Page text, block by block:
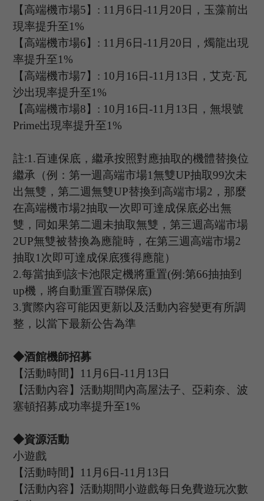
【高端機市場5】 : 11 月 6日-11 月 20日，玉藻前出
現率提升至1%
【高端機市場6】 : 11 月 6日-11 月 20日，燭龍出現
率提升至1%
【高端機市場7】 : 10 月 16日-11 月 13日，艾克·瓦
沙出現率提升至1%
【高端機市場8】 : 10 月 16日-11 月 13日， 無垠號
Prime出現率提升至1%
註:1.百連保底，繼承按照對應抽取的機體替換位
繼承（例：第一週高端市場1 無雙UP抽取99次未
出無雙，第二週無雙UP替換到高端市場2 ，那麼
在高端機市場2抽取一次即可達成保底必出無
雙，同如果第二週未抽取無雙，第三週高端市場
2UP無雙被替換為應龍時，在第三週高端市場2
抽取 1 次即可達成保底獲得應龍）
2.每當抽到該卡池限定機將重置(例 :第66抽抽到
up機，將自動重置百聯保底)
3.實際內容可能因更新以及活動內容變更有所調
整，以當下最新公告為準
◆酒館機師招募
【活動時間】 11 月 6日-11 月 13日
【活動內容】活動期間內高屋法子、亞莉奈、波
塞頓招募成功率提升至1%
◆資源活動
小遊戲
【活動時間】 11 月 6日-11 月 13日
【活動內容】活動期間小遊戲每日免費遊玩次數